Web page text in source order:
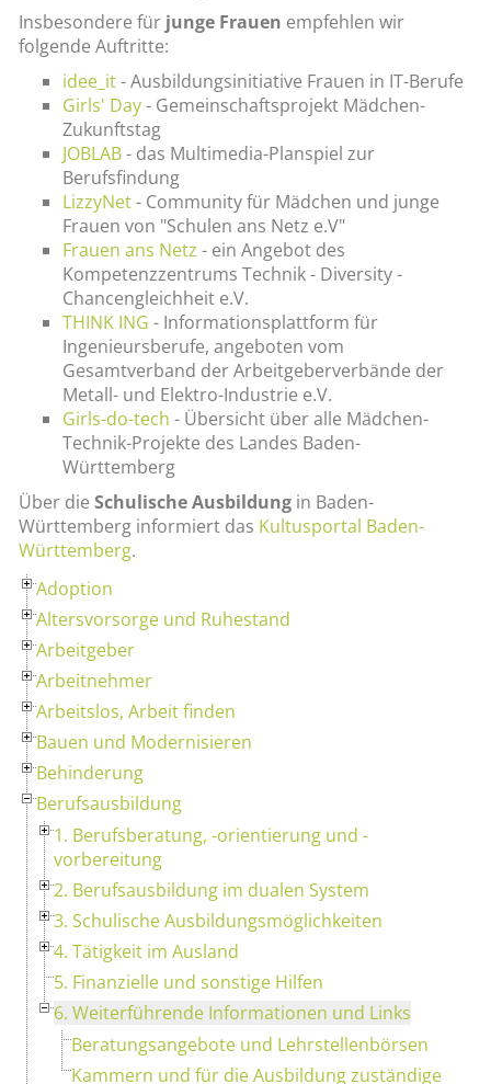
Insbesondere für junge Frauen empfehlen wir
folgende Auftritte:
idee_it- Ausbildungsinitiative Frauen in IT-Berufe
Girls' Day- Gemeinschaftsprojekt Mädchen-
Zukunftstag
JOBLAB- das Multimedia-Planspiel zur
Berufsfindung
LizzyNet- Community für Mädchen und junge
Frauen von "Schulen ans Netz e.V"
Frauen ans Netz - ein Angebot des
Kompetenzzentrums Technik - Diversity -
Chancengleichheit e.V.
THINK ING - Informationsplattform für
Ingenieursberufe, angeboten vom
Gesamtverband der Arbeitgeberverbände der
Metall- und Elektro-Industrie e.V.
Girls-do-tech - Übersicht über alle Mädchen-
Technik-Projekte des Landes Baden-
Württemberg
Über die Schulische Ausbildung in Baden-
Württemberg informiert das Kultusportal Baden-
Württemberg.
Adoption
Altersvorsorge und Ruhestand
Arbeitgeber
Arbeitnehmer
Arbeitslos, Arbeit finden
Bauen und Modernisieren
Behinderung
Berufsausbildung
1. Berufsberatung, -orientierung und -
vorbereitung
2. Berufsausbildung im dualen System
3. Schulische Ausbildungsmöglichkeiten
4. Tätigkeit im Ausland
5. Finanzielle und sonstige Hilfen
6. Weiterführende Informationen und Links
Beratungsangebote und Lehrstellenbörsen
Kammern und für die Ausbildung zuständige